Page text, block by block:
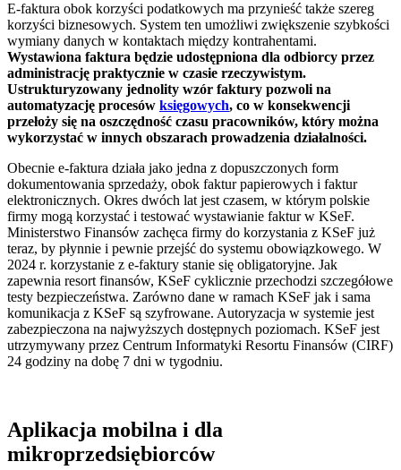
E-faktura obok korzyści podatkowych ma przynieść także szereg
korzyści biznesowych. System ten umożliwi zwiększenie szybkości
wymiany danych w kontaktach między kontrahentami.
Wystawiona faktura będzie udostępniona dla odbiorcy przez
administrację praktycznie w czasie rzeczywistym.
Ustrukturyzowany jednolity wzór faktury pozwoli na
automatyzację procesów księgowych, co w konsekwencji
przełoży się na oszczędność czasu pracowników, który można
wykorzystać w innych obszarach prowadzenia działalności.
Obecnie e-faktura działa jako jedna z dopuszczonych form
dokumentowania sprzedaży, obok faktur papierowych i faktur
elektronicznych. Okres dwóch lat jest czasem, w którym polskie
firmy mogą korzystać i testować wystawianie faktur w KSeF.
Ministerstwo Finansów zachęca firmy do korzystania z KSeF już
teraz, by płynnie i pewnie przejść do systemu obowiązkowego. W
2024 r. korzystanie z e-faktury stanie się obligatoryjne. Jak
zapewnia resort finansów, KSeF cyklicznie przechodzi szczegółowe
testy bezpieczeństwa. Zarówno dane w ramach KSeF jak i sama
komunikacja z KSeF są szyfrowane. Autoryzacja w systemie jest
zabezpieczona na najwyższych dostępnych poziomach. KSeF jest
utrzymywany przez Centrum Informatyki Resortu Finansów (CIRF)
24 godziny na dobę 7 dni w tygodniu.
Aplikacja mobilna i dla
mikroprzedsiębiorców